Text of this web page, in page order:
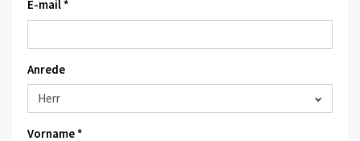
E-mail *
Anrede
Vorname *